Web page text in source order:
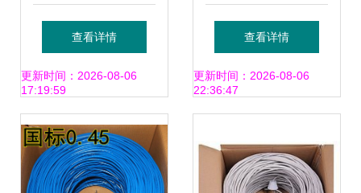
Cat6 / Cat6a /
Cat7 网线系列全解
析
查看详情
更新时间：2026-08-06
17:19:59
CEGBB USB2.0百
兆网卡 让老设备重
黑家电配件
查看详情
更新时间：2026-08-06
22:36:47